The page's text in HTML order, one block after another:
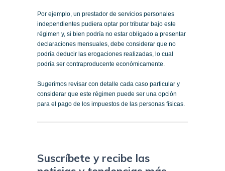
Por ejemplo, un prestador de servicios personales
independientes pudiera optar por tributar bajo este
régimen y, si bien podría no estar obligado a presentar
declaraciones mensuales, debe considerar que no
podría deducir las erogaciones realizadas, lo cual
podría ser contraproducente económicamente.
Sugerimos revisar con detalle cada caso particular y
considerar que este régimen puede ser una opción
para el pago de los impuestos de las personas físicas.